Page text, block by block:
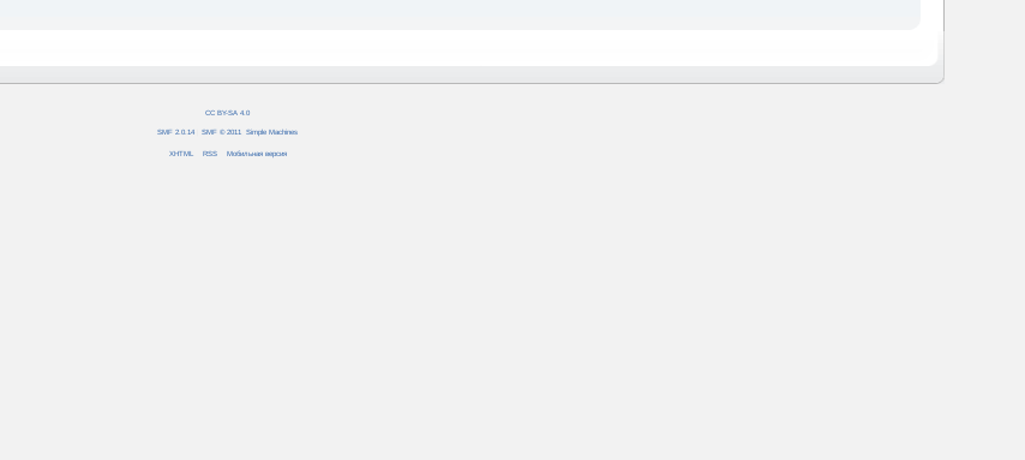
CC BY-SA 4.0
SMF 2.0.14 SMF © 2011 Simple Machines
XHTML RSS Мобильная версия